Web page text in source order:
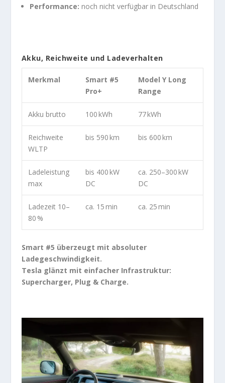
Performance: noch nicht verfügbar in Deutschland
Akku, Reichweite und Ladeverhalten
Merkmal
Smart #5
Pro+
Model Y Long
Range
Akku brutto 100 kWh 77 kWh
Reichweite
WLTP
bis 590 km bis 600 km
Ladeleistung
max
bis 400 kW
DC
ca. 250–300 kW
DC
Ladezeit 10–
80 %
ca. 15 min ca. 25 min
Smart #5 überzeugt mit absoluter
Ladegeschwindigkeit.
Tesla glänzt mit einfacher Infrastruktur:
Supercharger, Plug & Charge.